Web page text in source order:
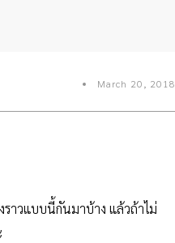
March 20, 2018
าวแบบนี้กันมาบ้าง แล้วถ้าไม่